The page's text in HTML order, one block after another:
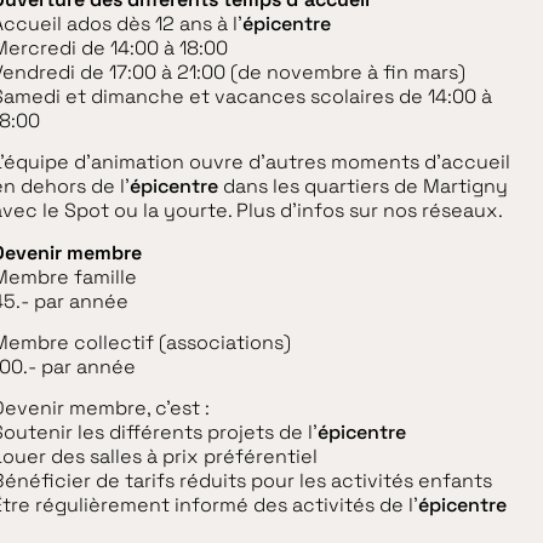
ados dès 12 ans à l'épicentre
de 14:00 à 18:00
de 17:00 à 21:00 (de novembre à fin mars)
et dimanche et vacances scolaires de 14:00 à
d’animation ouvre d’autres moments d’accueil
dehors de l’épicentredans les quartiers de Martigny
le Spot ou la yourte. Plus d’infos sur nos réseaux.
membre
famille
par année
collectif (associations)
par année
membre, c’est :
les différents projets de l’épicentre
des salles à prix préférentiel
de tarifs réduits pour les activités enfants
régulièrement informé des activités de l’épicentre